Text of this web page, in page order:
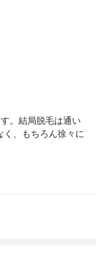
。結局脱毛は通い
、もちろん徐々に